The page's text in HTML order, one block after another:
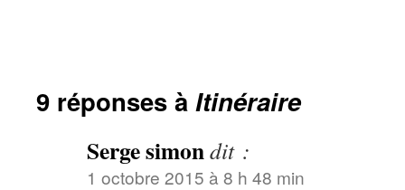
9 réponses à Itinéraire
Serge simondit :
1 octobre 2015 à 8 h 48 min